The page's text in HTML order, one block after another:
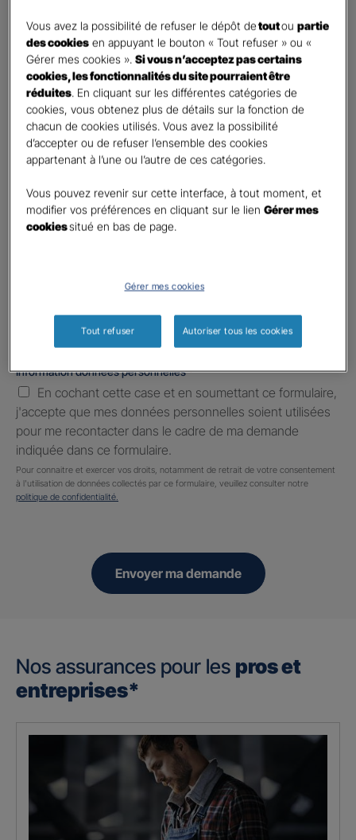
Civilité *
Madame
Monsieur
Contact*
First Last
Téléphone*
United
States
+1
E-mail *
Informations complémentaires (facultatif)
Information données personnelles*
En cochant cette case et en soumettant ce formulaire,
j'accepte que mes données personnelles soient utilisées
pour me recontacter dans le cadre de ma demande
indiquée dans ce formulaire.
Pour connaitre et exercer vos droits, notamment de retrait de votre consentement
à l'utilisation de données collectés par ce formulaire, veuillez consulter notre
politique de confidentialité.
Envoyer ma demande
Nos assurances pour les pros et
entreprises*
Vous avez la possibilité de refuser le dépôt detoutoupartie
des cookies en appuyant le bouton « Tout refuser » ou «
Gérer mes cookies ».Si vous n’acceptez pas certains
cookies, les fonctionnalités du site pourraient être
réduites. En cliquant sur les différentes catégories de
cookies, vous obtenez plus de détails sur la fonction de
chacun de cookies utilisés. Vous avez la possibilité
d’accepter ou de refuser l’ensemble des cookies
appartenant à l’une ou l’autre de ces catégories.
Vous pouvez revenir sur cette interface, à tout moment, et
modifier vos préférences en cliquant sur le lienGérer mes
cookiessitué en bas de page.
Gérer mes cookies
Tout refuser Autoriser tous les cookies